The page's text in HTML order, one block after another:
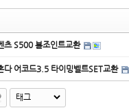
츠 S500 볼조인트교환
다 어코드3.5 타이밍벨트SET교환